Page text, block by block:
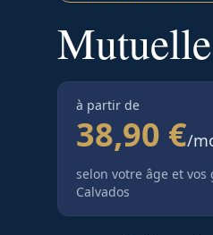
à partir de
38,90 €/
selon votre âge et
Calvados